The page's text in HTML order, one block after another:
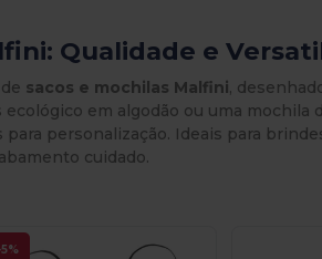
Qualidade e
sacos e mochilas Malfini,
em algodão ou uma mochila
personalização. Ideais para
cuidado.